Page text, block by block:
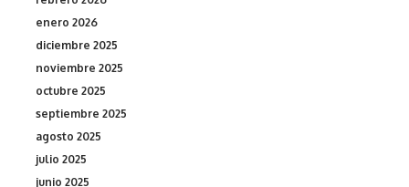
enero 2026
diciembre 2025
noviembre 2025
octubre 2025
septiembre 2025
agosto 2025
julio 2025
junio 2025